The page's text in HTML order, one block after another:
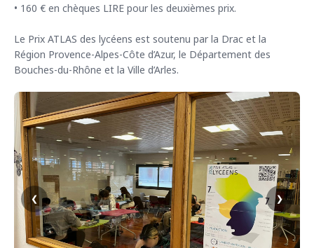
• 160 € en chèques LIRE pour les deuxièmes prix.
Le Prix ATLAS des lycéens est soutenu par la Drac et la
Région Provence-Alpes-Côte d’Azur, le Département des
Bouches-du-Rhône et la Ville d’Arles.
‹ ›